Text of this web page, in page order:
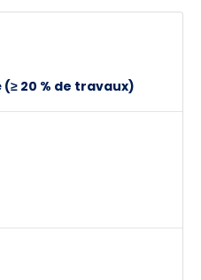
20 % de travaux)